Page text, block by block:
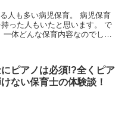
多い病児保育。 病児保育
った人もいたと思います。 で
ピアノは必須!?全くピア
けない保育士の体験談！